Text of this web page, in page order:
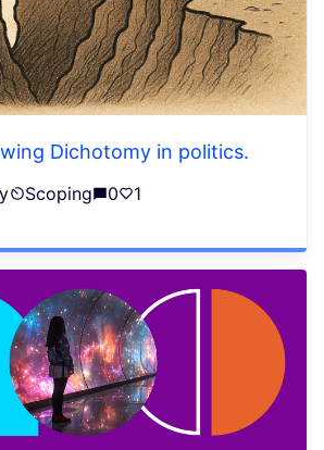
Dichotomy in politics.
Scoping 0 1